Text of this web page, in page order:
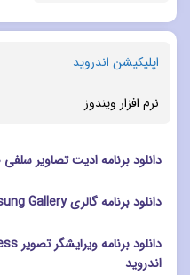
اپلیکیشن اندروید
نرم افزار ویندوز
دانلود برنامه ادیت تصاویر سلفی Camera360 برای اندروید
دانلود برنامه گالری Samsung Gallery برای اندروید
اندروید